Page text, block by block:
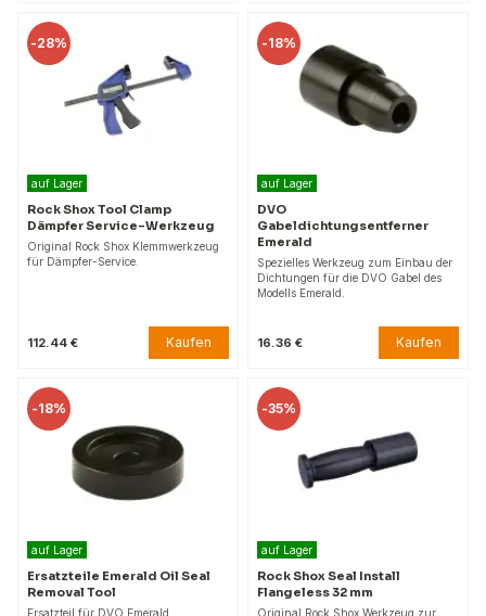
-28%
auf Lager
Rock Shox Tool Clamp
Dämpfer Service-Werkzeug
Original Rock Shox Klemmwerkzeug
für Dämpfer-Service.
112.44 € Kaufen
-18%
auf Lager
DVO
Gabeldichtungsentferner
Emerald
Spezielles Werkzeug zum Einbau der
Dichtungen für die DVO Gabel des
Modells Emerald.
16.36 € Kaufen
-18%
auf Lager
Ersatzteile Emerald Oil Seal
Removal Tool
Ersatzteil für DVO Emerald.
-35%
auf Lager
Rock Shox Seal Install
Flangeless 32 mm
Original Rock Shox Werkzeug zur